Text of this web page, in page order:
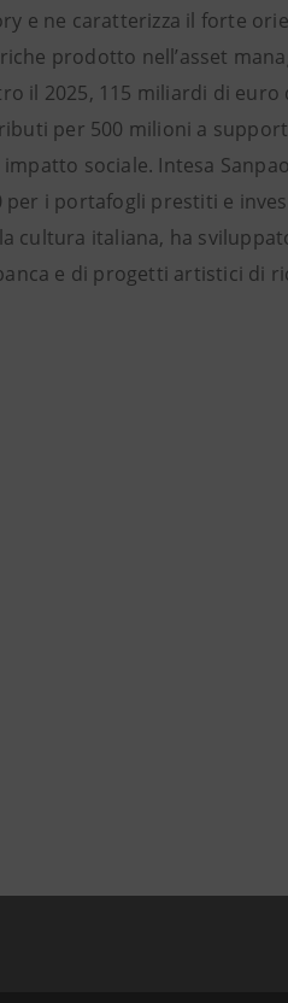
e ne caratterizza il forte
prodotto nell’asset
il 2025, 115 miliardi di
per 500 milioni a
sociale. Intesa
i portafogli prestiti e
cultura italiana, ha
e di progetti artistici di